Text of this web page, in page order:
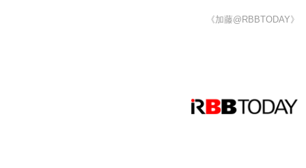
《加藤@RBBTODAY》